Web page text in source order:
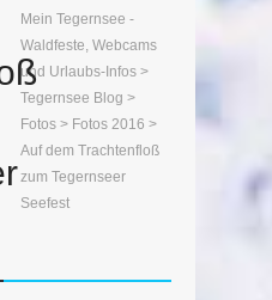
Mein Tegernsee -
Waldfeste, Webcams
und Urlaubs-Infos >
Tegernsee Blog >
Fotos > Fotos 2016 >
Auf dem Trachtenfloß
zum Tegernseer
Seefest